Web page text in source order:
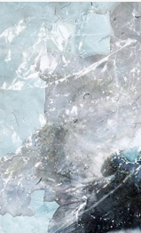
: SAME OR SEPARATE
MUSIQUE
MTELUS
TON CIEL
DE RETOUR